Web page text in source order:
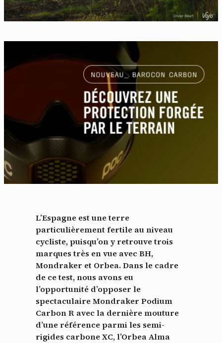
L’Espagne est une terre
particulièrement fertile au niveau
cycliste, puisqu’on y retrouve trois
marques très en vue avec BH,
Mondraker et Orbea. Dans le cadre
de ce test, nous avons eu
l’opportunité d’opposer le
spectaculaire Mondraker Podium
Carbon R avec la dernière mouture
d’une référence parmi les semi-
rigides carbone XC, l’Orbea Alma